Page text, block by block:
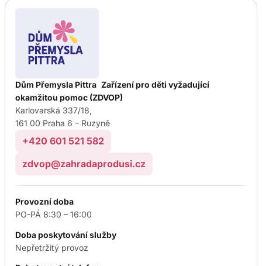
Dům Přemysla Pittra Zařízení pro děti vyžadující
okamžitou pomoc (ZDVOP)
Karlovarská 337/18,
161 00 Praha 6 – Ruzyně
+420 601 521 582
zdvop@zahradaprodusi.cz
Provozní doba
PO-PÁ 8:30 – 16:00
Doba poskytování služby
Nepřetržitý provoz